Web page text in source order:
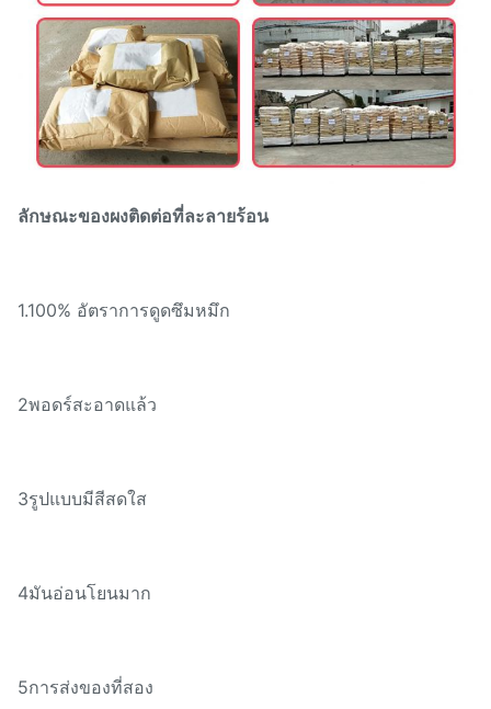
ลักษณะของผงติดต่อที่ละลายร้อน
1.100% อัตราการดูดซึมหมึก
2พอดร์สะอาดแล้ว
3รูปแบบมีสีสดใส
4มันอ่อนโยนมาก
5การส่งของที่สอง